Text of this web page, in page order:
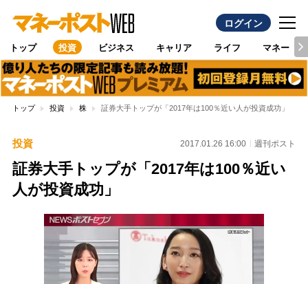
ログイン
トップ 投資 ビジネス キャリア ライフ マネー
トップ 投資 株 証券大手トップが「2017年は100％近い人が投資成功」
投資 2017.01.26 16:00 週刊ポスト
証券大手トップが「2017年は100％近い
人が投資成功」